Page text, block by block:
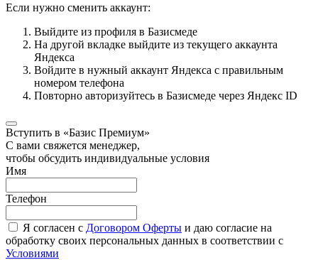
Если нужно сменить аккаунт:
Выйдите из профиля в Базисмеде
На другой вкладке выйдите из текущего аккаунта
Яндекса
Войдите в нужный аккаунт Яндекса с правильным
номером телефона
Повторно авторизуйтесь в Базисмеде через Яндекс ID
Вступить в «Базис Премиум»
С вами свяжется менеджер,
чтобы обсудить индивидуальные условия
Имя
Телефон
Я согласен с Договором Оферты и даю согласие на
обработку своих персональных данных в соответствии с
Условиями